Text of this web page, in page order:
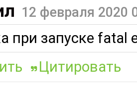
12 февраля 2020
при запуске fatal
Цитировать